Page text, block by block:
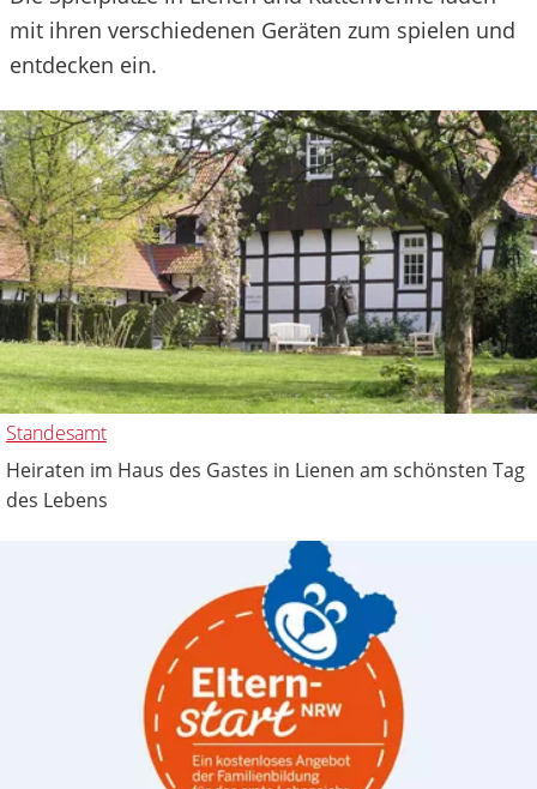
mit ihren verschiedenen Geräten zum spielen und
entdecken ein.
Standesamt
Heiraten im Haus des Gastes in Lienen am schönsten Tag
des Lebens